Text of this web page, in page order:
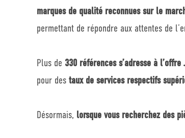
marques de qualité reconnues sur le
permettant de répondre aux attentes de
Plus de 330 références s’adresse à l’offre
pour des taux de services respectifs
Désormais, lorsque vous recherchez des